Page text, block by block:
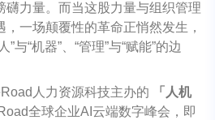
礴力量。而当这股力量与组织管理
，一场颠覆性的革命正悄然发生，
人 ”与“机器” “管理”与“赋能”的边
人力资源科技主办的
「人机
全球企业AI 云端数字峰会，即